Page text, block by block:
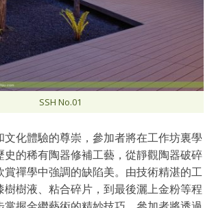
SSH No.01
文化體驗的尊崇，參加者將在工作坊裏學
史的稀有陶器修補工藝，從靜觀陶器破碎
賞禪學中強調的缺陷美。由技術精湛的工
樹樹液、粘合碎片，到最後灑上金粉等程